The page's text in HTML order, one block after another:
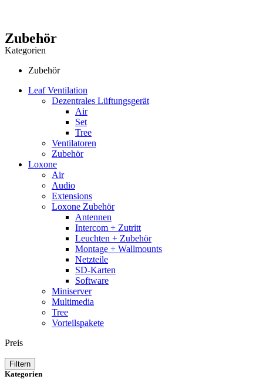
Zubehör
Kategorien
Zubehör
Leaf Ventilation
Dezentrales Lüftungsgerät
Air
Set
Tree
Ventilatoren
Zubehör
Loxone
Air
Audio
Extensions
Loxone Zubehör
Antennen
Intercom + Zutritt
Leuchten + Zubehör
Montage + Wallmounts
Netzteile
SD-Karten
Software
Miniserver
Multimedia
Tree
Vorteilspakete
Preis
Filtern
Kategorien